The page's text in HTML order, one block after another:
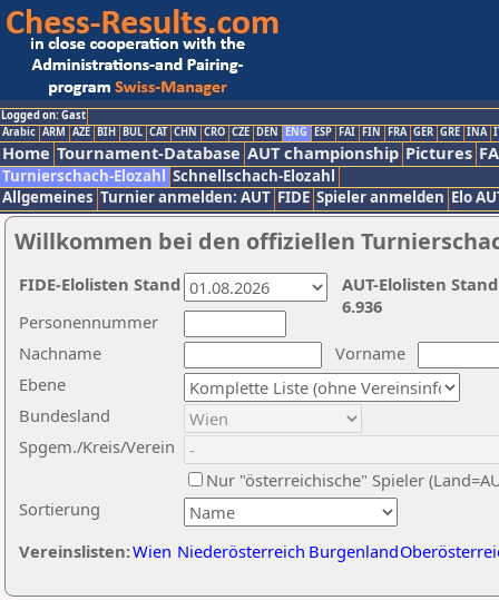
Logged on: Gast
Arabic ARM AZE BIH BUL CAT CHN CRO CZE DEN ENG ESP FAI FIN FRA GER GRE INA
Home Tournament-Database AUT championship Pictures
Turnierschach-Elozahl Schnellschach-Elozahl
Allgemeines Turnier anmelden: AUT FIDE Spieler anmelden Elo
Willkommen bei den offiziellen
Nachname
Vorname
Ebene
Sortierung
Personennummer
Bundesland
Spgem./Kreis/Verein
Nur "österreichische" Spieler
Vereinslisten:Wien Niederösterreich Burgenland
AUT-Elolisten
6.936
FIDE-Elolisten Stand